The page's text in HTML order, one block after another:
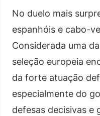
No duelo mais
espanhóis e cabo-
Considerada uma
seleção europeia
da forte atuação
especialmente do
defesas decisivas e